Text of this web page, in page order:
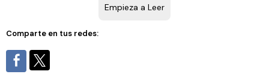
Empieza a Leer
Comparte en tus redes: